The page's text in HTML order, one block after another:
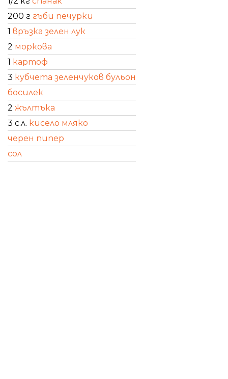
200 г гъби печурки
1 връзка зелен лук
2 моркова
1 картоф
3 кубчета зеленчуков бульон
босилек
2 жълтъка
3 с.л. кисело мляко
черен пипер
сол